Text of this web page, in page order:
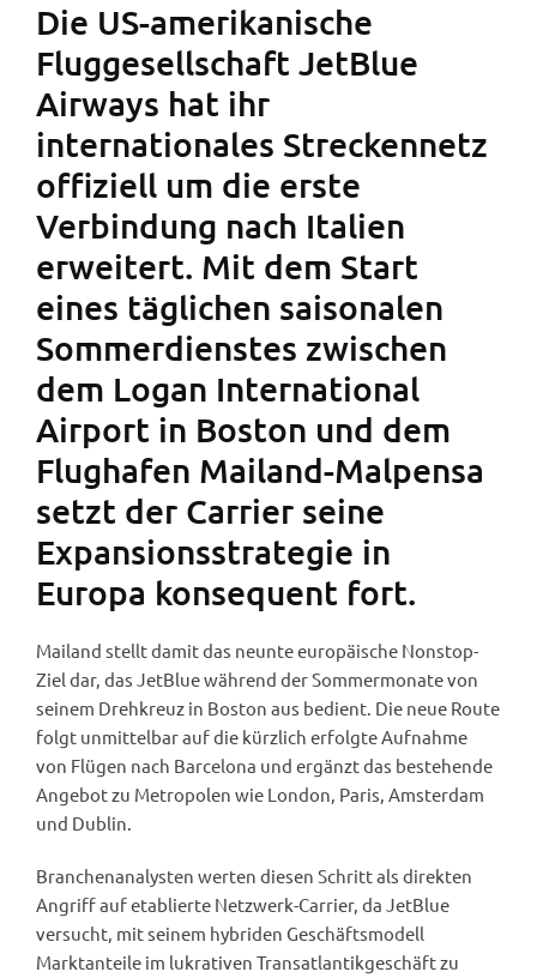
Die US-amerikanische
Fluggesellschaft JetBlue
Airways hat ihr
internationales Streckennetz
offiziell um die erste
Verbindung nach Italien
erweitert. Mit dem Start
eines täglichen saisonalen
Sommerdienstes zwischen
dem Logan International
Airport in Boston und dem
Flughafen Mailand-Malpensa
setzt der Carrier seine
Expansionsstrategie in
Europa konsequent fort.
Mailand stellt damit das neunte europäische Nonstop-
Ziel dar, das JetBlue während der Sommermonate von
seinem Drehkreuz in Boston aus bedient. Die neue Route
folgt unmittelbar auf die kürzlich erfolgte Aufnahme
von Flügen nach Barcelona und ergänzt das bestehende
Angebot zu Metropolen wie London, Paris, Amsterdam
und Dublin.
Branchenanalysten werten diesen Schritt als direkten
Angriff auf etablierte Netzwerk-Carrier, da JetBlue
versucht, mit seinem hybriden Geschäftsmodell
Marktanteile im lukrativen Transatlantikgeschäft zu